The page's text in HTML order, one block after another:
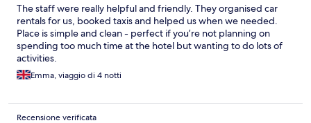
The staff were really helpful and friendly. They organised car
rentals for us, booked taxis and helped us when we needed.
Place is simple and clean - perfect if you’re not planning on
spending too much time at the hotel but wanting to do lots of
activities.
Emma, viaggio di 4 notti
Recensione verificata